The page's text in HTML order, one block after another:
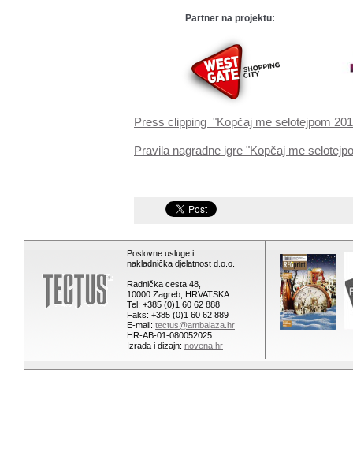
Partner na projektu:
Press clipping "Kopčaj me selotejpom
Pravila nagradne igre "Kopčaj me
Poslovne usluge i
nakladnička djelatnost d.o.o.
Radnička cesta 48,
10000 Zagreb, HRVATSKA
Tel: +385 (0)1 60 62 888
Faks: +385 (0)1 60 62 889
E-mail: tectus@ambalaza.hr
HR-AB-01-080052025
Izrada i dizajn: novena.hr